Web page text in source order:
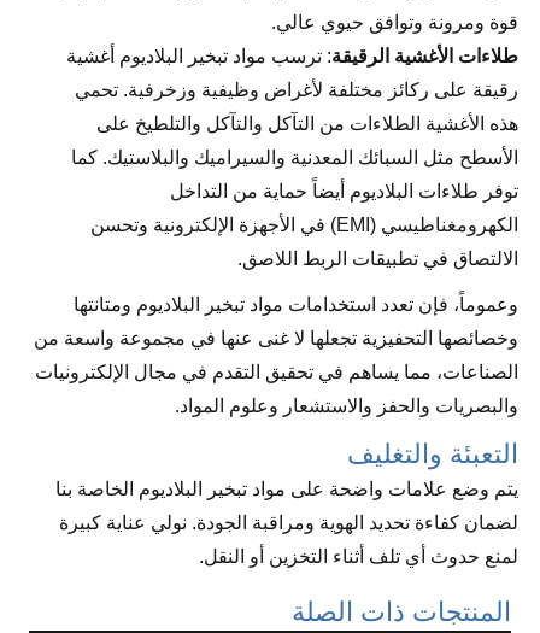
قوة ومرونة وتوافق حيوي عالي.
طلاءات الأغشية الرقيقة: ترسب مواد تبخير البلاديوم أغشية
رقيقة على ركائز مختلفة لأغراض وظيفية وزخرفية. تحمي
هذه الأغشية الطلاءات من التآكل والتآكل والتلطيخ على
الأسطح مثل السبائك المعدنية والسيراميك والبلاستيك. كما
توفر طلاءات البلاديوم أيضاً حماية من التداخل
الكهرومغناطيسي (EMI) في الأجهزة الإلكترونية وتحسن
الالتصاق في تطبيقات الربط اللاصق.
وعموماً، فإن تعدد استخدامات مواد تبخير البلاديوم ومتانتها
وخصائصها التحفيزية تجعلها لا غنى عنها في مجموعة واسعة من
الصناعات، مما يساهم في تحقيق التقدم في مجال الإلكترونيات
والبصريات والحفز والاستشعار وعلوم المواد.
التعبئة والتغليف
يتم وضع علامات واضحة على مواد تبخير البلاديوم الخاصة بنا
لضمان كفاءة تحديد الهوية ومراقبة الجودة. نولي عناية كبيرة
لمنع حدوث أي تلف أثناء التخزين أو النقل.
المنتجات ذات الصلة